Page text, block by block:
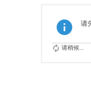
请
请稍候...